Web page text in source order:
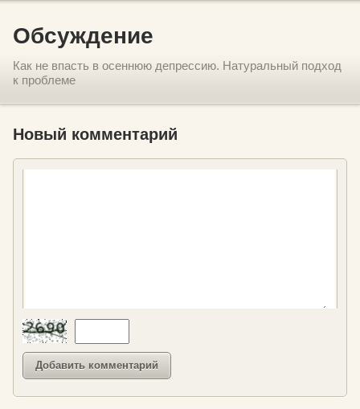
Обсуждение
Как не впасть в осеннюю депрессию. Натуральный подход
к проблеме
Новый комментарий